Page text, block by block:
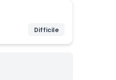
Difficile